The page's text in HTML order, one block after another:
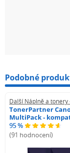
Podobné
Další Náplně a
TonerPartner
MultiPack -
95 %
(91 hodnocení)